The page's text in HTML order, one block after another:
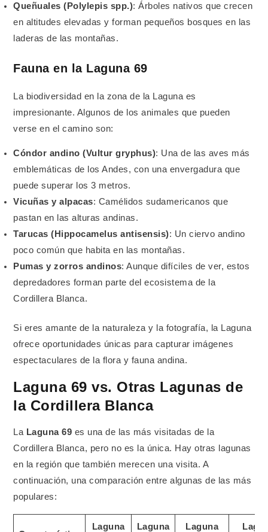
Queñuales (Polylepis spp.): Árboles nativos que crecen
en altitudes elevadas y forman pequeños bosques en las
laderas de las montañas.
Fauna en la Laguna 69
La biodiversidad en la zona de la Laguna es
impresionante. Algunos de los animales que pueden
verse en el camino son:
Cóndor andino (Vultur gryphus): Una de las aves más
emblemáticas de los Andes, con una envergadura que
puede superar los 3 metros.
Vicuñas y alpacas: Camélidos sudamericanos que
pastan en las alturas andinas.
Tarucas (Hippocamelus antisensis): Un ciervo andino
poco común que habita en las montañas.
Pumas y zorros andinos: Aunque difíciles de ver, estos
depredadores forman parte del ecosistema de la
Cordillera Blanca.
Si eres amante de la naturaleza y la fotografía, la Laguna
ofrece oportunidades únicas para capturar imágenes
espectaculares de la flora y fauna andina.
Laguna 69 vs. Otras Lagunas de
la Cordillera Blanca
La Laguna 69 es una de las más visitadas de la
Cordillera Blanca, pero no es la única. Hay otras lagunas
en la región que también merecen una visita. A
continuación, una comparación entre algunas de las más
populares:
Laguna Laguna Laguna